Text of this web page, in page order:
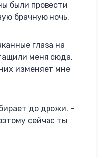
были провести
брачную ночь.
глаза на
меня сюда,
изменяет мне
до дрожи. –
сейчас ты